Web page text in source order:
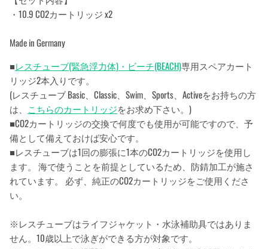
・10.9 CO2カートリッジ x2
Made in Germany
■レスチューブ(緊急浮力体)・ビーチ(BEACH)専用スペアカート
リッジ2本入りです。
(レスチューブ Basic、Classic、Swim、Sports、Activeをお持ちの方
は、 こちらのカートリッジをお求め下さい。)
■CO2カートリッジの交換で何度でも使用が可能ですので、予
備として備えておけば安心です。
■レスチューブは1回の膨張に1本のCO2カートリッジを使用し
ます。 海で使うことを前提としているため、防錆加工が施さ
れています。 必ず、純正のCO2カートリッジをご使用くださ
い。
※レスチューブはライフジャケット・水泳補助具ではありま
せん。10歳以上で泳ぎができる方が対象です。